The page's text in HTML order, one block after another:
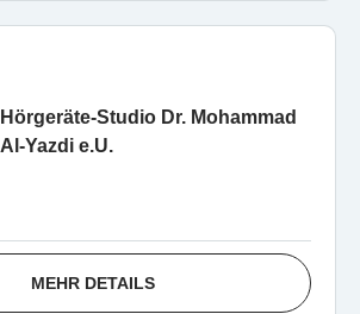
Hörgeräte-Studio Dr. Mohammad
Al-Yazdi e.U.
MEHR DETAILS